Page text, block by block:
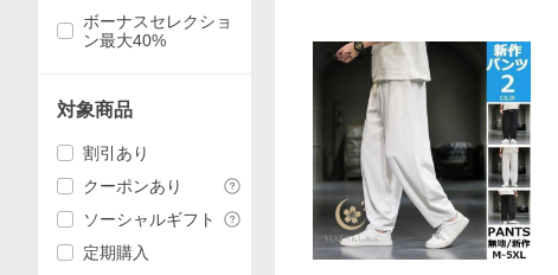
ボーナスセレクショ
ン最大40%
対象商品
割引あり
クーポンあり
ソーシャルギフト
定期購入